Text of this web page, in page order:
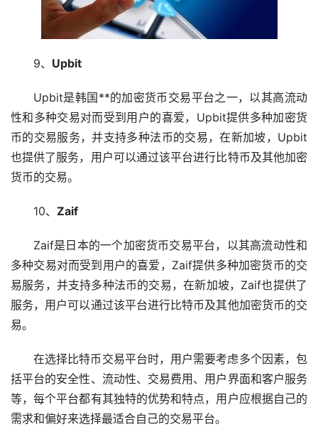
9、 Upbit
Upbit是韩国**的加密货币交易平台之一，以其高流动
性和多种交易对而受到用户的喜爱，Upbit提供多种加密货
币的交易服务，并支持多种法币的交易，在新加坡，Upbit
也提供了服务，用户可以通过该平台进行比特币及其他加密
货币的交易。
10、 Zaif
Zaif是日本的一个加密货币交易平台，以其高流动性和
多种交易对而受到用户的喜爱，Zaif提供多种加密货币的交
易服务，并支持多种法币的交易，在新加坡，Zaif也提供了
服务，用户可以通过该平台进行比特币及其他加密货币的交
易。
在选择比特币交易平台时，用户需要考虑多个因素，包
括平台的安全性、流动性、交易费用、用户界面和客户服务
等，每个平台都有其独特的优势和特点，用户应根据自己的
需求和偏好来选择最适合自己的交易平台。